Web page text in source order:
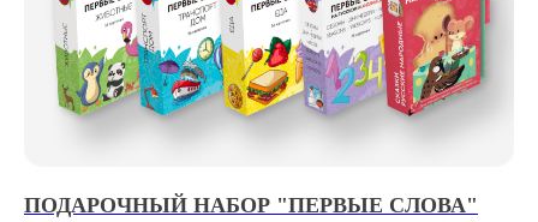
ПОДАРОЧНЫЙ НАБОР "ПЕРВЫЕ СЛОВА"